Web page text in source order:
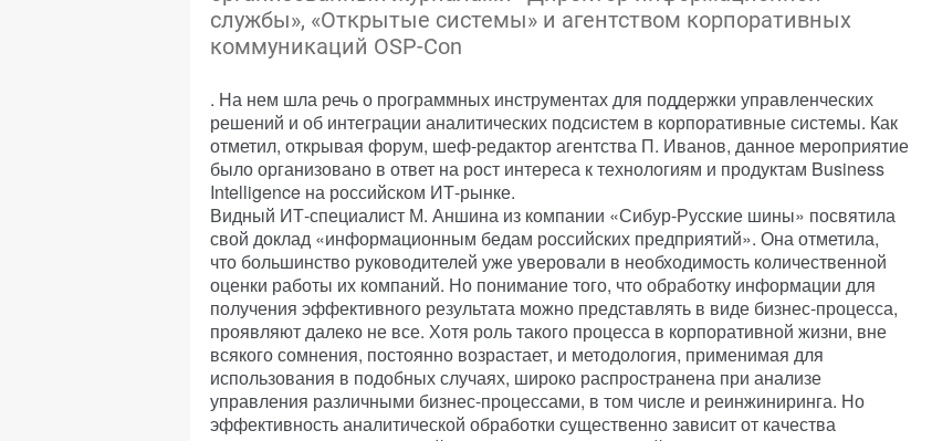
службы», «Открытые системы» и агентством корпоративных
коммуникаций OSP-Con
. На нем шла речь о программных инструментах для поддержки управленческих
решений и об интеграции аналитических подсистем в корпоративные системы. Как
отметил, открывая форум, шеф-редактор агентства П. Иванов, данное мероприятие
было организовано в ответ на рост интереса к технологиям и продуктам Business
Intelligence на российском ИТ-рынке.
Видный ИТ-специалист М. Аншина из компании «Сибур-Русские шины» посвятила
свой доклад «информационным бедам российских предприятий». Она отметила,
что большинство руководителей уже уверовали в необходимость количественной
оценки работы их компаний. Но понимание того, что обработку информации для
получения эффективного результата можно представлять в виде бизнес-процесса,
проявляют далеко не все. Хотя роль такого процесса в корпоративной жизни, вне
всякого сомнения, постоянно возрастает, и методология, применимая для
использования в подобных случаях, широко распространена при анализе
управления различными бизнес-процессами, в том числе и реинжиниринга. Но
эффективность аналитической обработки существенно зависит от качества